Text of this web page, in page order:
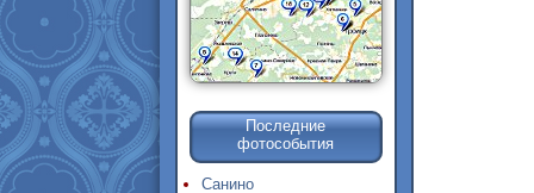
Последние
фотособытия
Санино